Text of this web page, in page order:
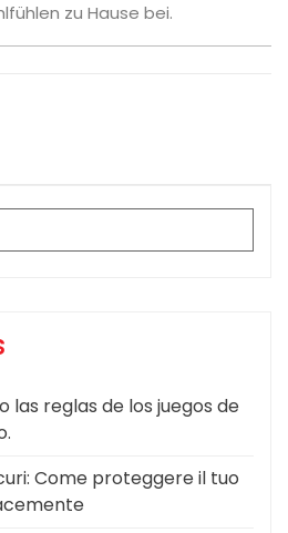
zu Hause bei.
las reglas de los juegos de
Come proteggere il tuo